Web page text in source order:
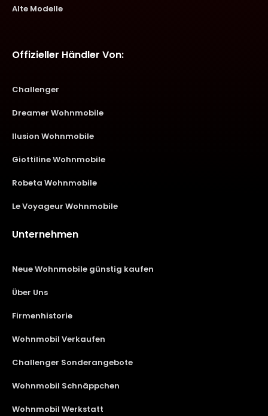
Alte Modelle
Offizieller Händler Von:
Challenger
Dreamer Wohnmobile
Ilusion Wohnmobile
Giottiline Wohnmobile
Robeta Wohnmobile
Le Voyageur Wohnmobile
Unternehmen
Neue Wohnmobile günstig kaufen
Über Uns
Firmenhistorie
Wohnmobil Verkaufen
Challenger Sonderangebote
Wohnmobil Schnäppchen
Wohnmobil Werkstatt